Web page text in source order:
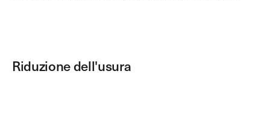
Riduzione dell'usura